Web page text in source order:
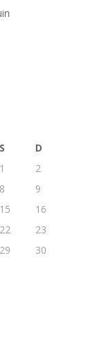
S
D
1
2
8
9
15
16
22
23
29
30